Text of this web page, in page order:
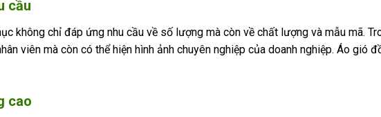
cầu
không chỉ đáp ứng nhu cầu về số lượng mà còn về chất lượng và mẫu mã.
viên mà còn có thể hiện hình ảnh chuyên nghiệp của doanh nghiệp. Áo gió
cao